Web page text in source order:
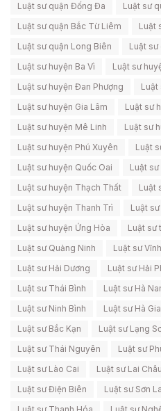
Luật sư quận Đống Đa
Luật sư
Luật sư quận Bắc Từ Liêm
Luật
Luật sư quận Long Biên
Luật sư
Luật sư huyện Ba Vì
Luật sư
Luật sư huyện Đan Phượng
Luật
Luật sư huyện Gia Lâm
Luật sư
Luật sư huyện Mê Linh
Luật sư
Luật sư huyện Phú Xuyên
Luật
Luật sư huyện Quốc Oai
Luật sư
Luật sư huyện Thạch Thất
Luật
Luật sư huyện Thanh Trì
Luật
Luật sư huyện Ứng Hòa
Luật sư
Luật sư Quảng Ninh
Luật sư
Luật sư Hải Dương
Luật sư Hải
Luật sư Thái Bình
Luật sư Hà
Luật sư Ninh Bình
Luật sư Hà
Luật sư Bắc Kạn
Luật sư Lạng
Luật sư Thái Nguyên
Luật sư
Luật sư Lào Cai
Luật sư Lai Châu
Luật sư Điện Biên
Luật sư Sơn La